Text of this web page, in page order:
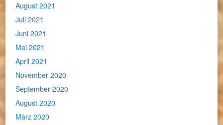
August 2021
Juli 2021
Juni 2021
Mai 2021
April 2021
November 2020
September 2020
August 2020
März 2020